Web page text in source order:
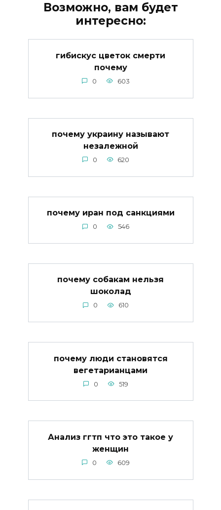
Возможно, вам будет
интересно:
гибискус цветок смерти
почему
0 603
почему украину называют
незалежной
0 620
почему иран под санкциями
0 546
почему собакам нельзя
шоколад
0 610
почему люди становятся
вегетарианцами
0 519
Анализ ггтп что это такое у
женщин
0 609